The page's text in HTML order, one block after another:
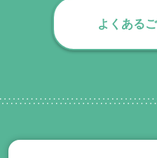
の手続きとお答え
以上でして、お客
くまでの期間、回
よくある